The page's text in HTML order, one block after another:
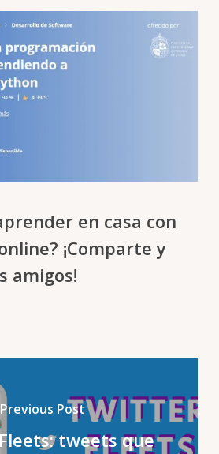
en casa con
¡Comparte y
amigos!
Previous Post
tweets que